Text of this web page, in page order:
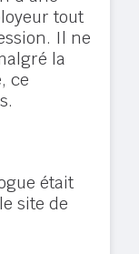
tout
Il ne
la
ce
était
site de